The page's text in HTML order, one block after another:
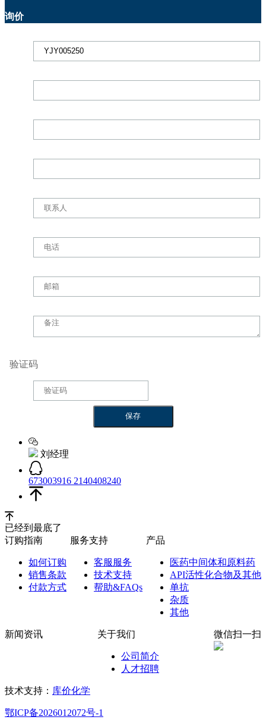
询价
验证码
刘经理
673003916 2140408240
已经到最底了
订购指南
如何订购
销售条款
付款方式
服务支持
客服服务
技术支持
帮助&FAQs
产品
医药中间体和原料药
API活性化合物及其他
单抗
杂质
其他
新闻资讯 关于我们
公司简介
人才招聘
微信扫一扫
技术支持： 库价化学
鄂ICP备2026012072号-1